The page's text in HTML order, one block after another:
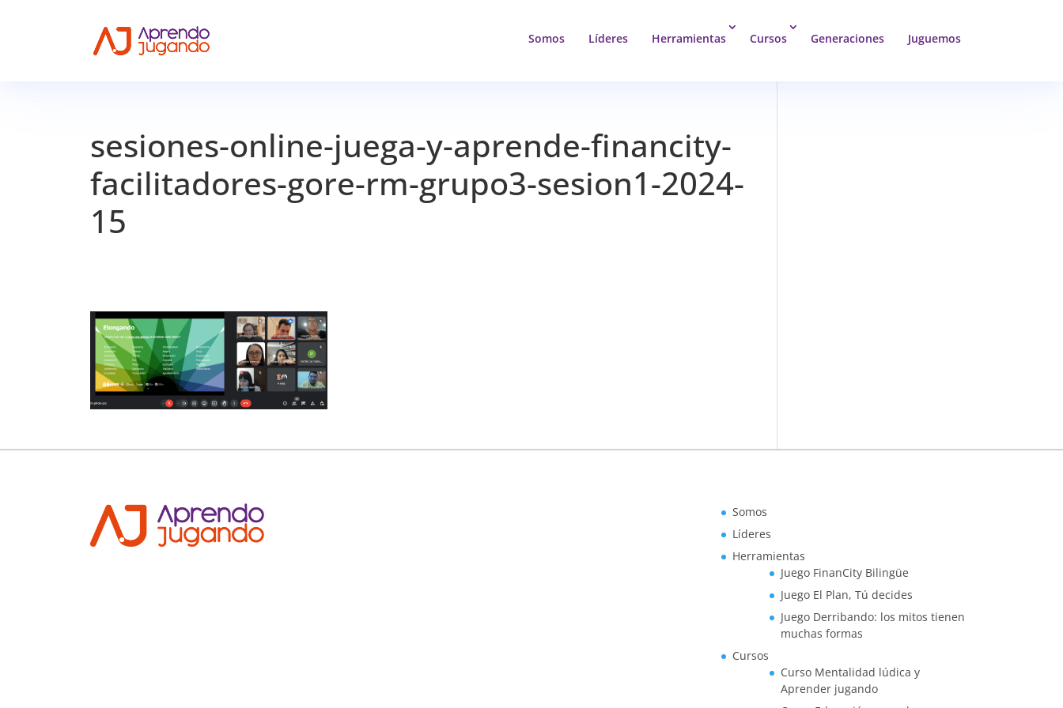
Somos Líderes Herramientas Cursos Generaciones Juguemos
sesiones-online-juega-y-aprende-financity-
facilitadores-gore-rm-grupo3-sesion1-2024-
15
Somos
Líderes
Herramientas
Juego FinanCity Bilingüe
Juego El Plan, Tú decides
Juego Derribando: los mitos tienen
muchas formas
Cursos
Curso Mentalidad lúdica y
Aprender jugando